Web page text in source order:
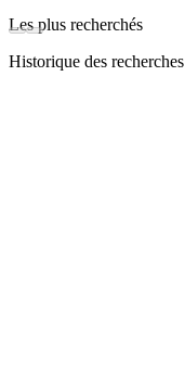
Les plus recherchés
Historique des recherches